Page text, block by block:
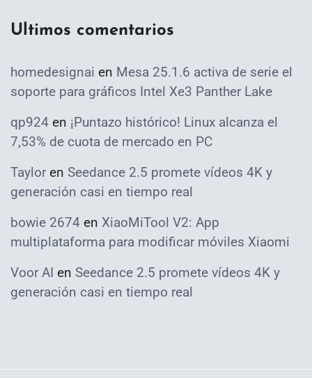
Ultimos comentarios
homedesignai en Mesa 25.1.6 activa de serie el
soporte para gráficos Intel Xe3 Panther Lake
qp924 en ¡Puntazo histórico! Linux alcanza el
7,53% de cuota de mercado en PC
Taylor en Seedance 2.5 promete vídeos 4K y
generación casi en tiempo real
bowie 2674 en XiaoMiTool V2: App
multiplataforma para modificar móviles Xiaomi
Voor AI en Seedance 2.5 promete vídeos 4K y
generación casi en tiempo real